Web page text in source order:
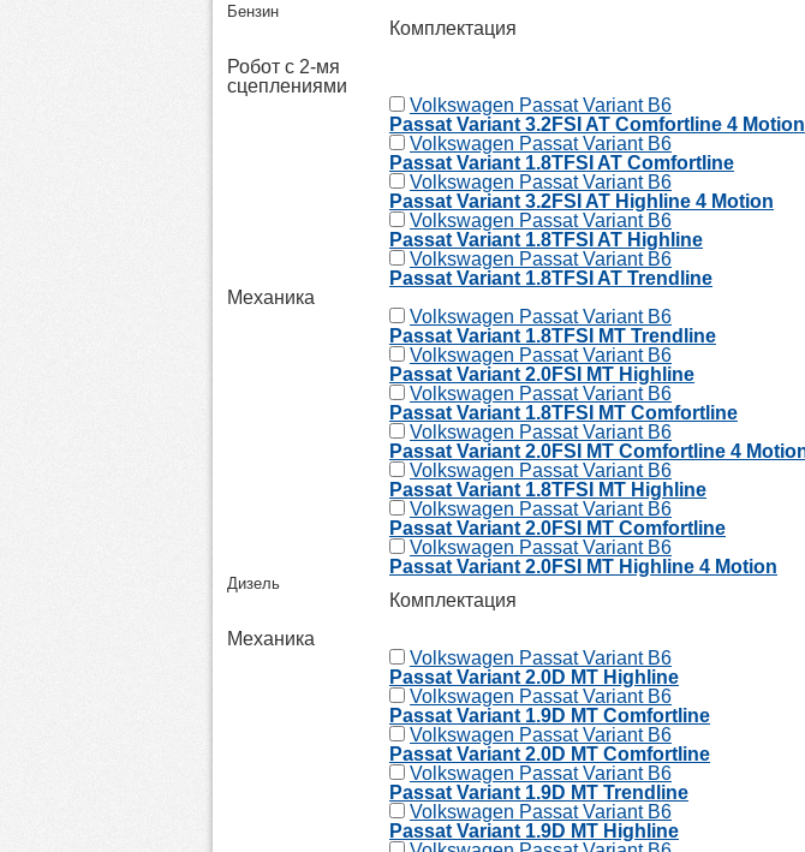
Бензин
Комплектация
Робот с 2-мя
сцеплениями
Volkswagen Passat Variant B6
Passat Variant 3.2FSI AT Comfortline 4 Motion
Volkswagen Passat Variant B6
Passat Variant 1.8TFSI AT Comfortline
Volkswagen Passat Variant B6
Passat Variant 3.2FSI AT Highline 4 Motion
Volkswagen Passat Variant B6
Passat Variant 1.8TFSI AT Highline
Volkswagen Passat Variant B6
Passat Variant 1.8TFSI AT Trendline
Механика
Volkswagen Passat Variant B6
Passat Variant 1.8TFSI MT Trendline
Volkswagen Passat Variant B6
Passat Variant 2.0FSI MT Highline
Volkswagen Passat Variant B6
Passat Variant 1.8TFSI MT Comfortline
Volkswagen Passat Variant B6
Passat Variant 2.0FSI MT Comfortline 4
Volkswagen Passat Variant B6
Passat Variant 1.8TFSI MT Highline
Volkswagen Passat Variant B6
Passat Variant 2.0FSI MT Comfortline
Volkswagen Passat Variant B6
Passat Variant 2.0FSI MT Highline 4 Motion
Дизель
Комплектация
Механика
Volkswagen Passat Variant B6
Passat Variant 2.0D MT Highline
Volkswagen Passat Variant B6
Passat Variant 1.9D MT Comfortline
Volkswagen Passat Variant B6
Passat Variant 2.0D MT Comfortline
Volkswagen Passat Variant B6
Passat Variant 1.9D MT Trendline
Volkswagen Passat Variant B6
Passat Variant 1.9D MT Highline